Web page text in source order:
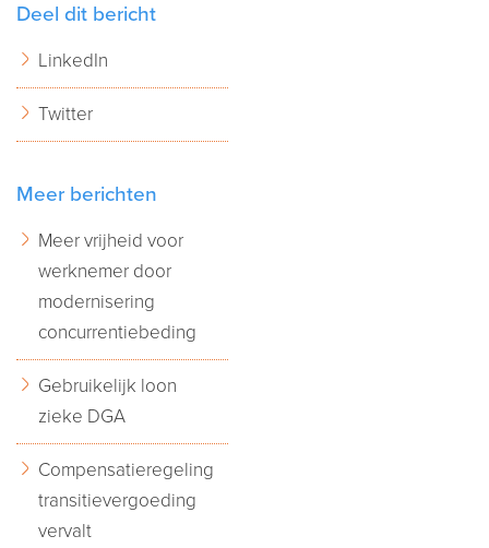
Deel dit bericht
LinkedIn
Twitter
Meer berichten
Meer vrijheid voor
werknemer door
modernisering
concurrentiebeding
Gebruikelijk loon
zieke DGA
Compensatieregeling
transitievergoeding
vervalt